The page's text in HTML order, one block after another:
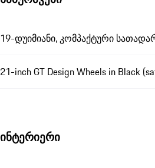
19-დუიმიანი, კომპაქტური
21-inch GT Design Wheels in Black
ინტერიერი